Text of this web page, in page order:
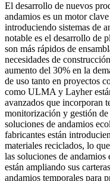
El desarrollo de nuevos
andamios es un motor
introduciendo sistemas de
notable es el desarrollo de
son más rápidos de
necesidades de
aumento del 30% en la
de uso tanto en proyectos
como ULMA y Layher
avanzados que incorporan
monitorización y gestión
soluciones de andamios
fabricantes están
materiales reciclados, lo
las soluciones de andamios
están ampliando sus
andamios temporales para